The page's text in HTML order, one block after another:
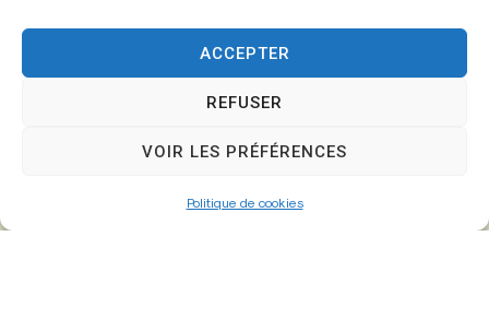
ACCEPTER
REFUSER
VOIR LES PRÉFÉRENCES
Politique de cookies
Mairie,
26 Av. du Général de Gaulle
77610 – Fontenay-Trésigny
01 64 25 90 67